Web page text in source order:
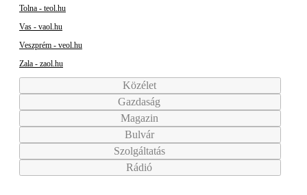
Tolna - teol.hu
Vas - vaol.hu
Veszprém - veol.hu
Zala - zaol.hu
Közélet
Gazdaság
Magazin
Bulvár
Szolgáltatás
Rádió